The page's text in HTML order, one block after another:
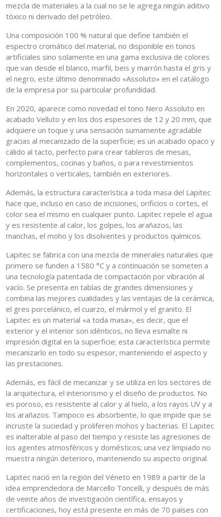
mezcla de materiales a la cual no se le agrega ningún aditivo
tóxico ni derivado del petróleo.
Una composición 100 % natural que define también el
espectro cromático del material, no disponible en tonos
artificiales sino solamente en una gama exclusiva de colores
que van desde el blanco, marfil, beis y marrón hasta el gris y
el negro, este último denominado «Assoluto» en el catálogo
de la empresa por su particular profundidad.
En 2020, aparece como novedad el tono Nero Assoluto en
acabado Velluto y en los dos espesores de 12 y 20 mm, que
adquiere un toque y una sensación sumamente agradable
gracias al mecanizado de la superficie; es un acabado opaco y
cálido al tacto, perfecto para crear tableros de mesas,
complementos, cocinas y baños, o para revestimientos
horizontales o verticales, también en exteriores.
Además, la estructura característica a toda masa del Lapitec
hace que, incluso en caso de incisiones, orificios o cortes, el
color sea el mismo en cualquier punto. Lapitec repele el agua
y es resistente al calor, los golpes, los arañazos, las
manchas, el moho y los disolventes y productos químicos.
Lapitec se fabrica con una mezcla de minerales naturales que
primero se funden a 1580 °C y a continuación se someten a
una tecnología patentada de compactación por vibración al
vacío. Se presenta en tablas de grandes dimensiones y
combina las mejores cualidades y las ventajas de la cerámica,
el gres porcelánico, el cuarzo, el mármol y el granito. El
Lapitec es un material «a toda masa», es decir, que el
exterior y el interior son idénticos, no lleva esmalte ni
impresión digital en la superficie; esta característica permite
mecanizarlo en todo su espesor, manteniendo el aspecto y
las prestaciones.
Además, es fácil de mecanizar y se utiliza en los sectores de
la arquitectura, el interiorismo y el diseño de productos. No
es poroso, es resistente al calor y al hielo, a los rayos UV y a
los arañazos. Tampoco es absorbente, lo que impide que se
incruste la suciedad y proliferen mohos y bacterias. El Lapitec
es inalterable al paso del tiempo y resiste las agresiones de
los agentes atmosféricos y domésticos; una vez limpiado no
muestra ningún deterioro, manteniendo su aspecto original.
Lapitec nació en la región del Véneto en 1989 a partir de la
idea emprendedora de Marcello Toncelli, y después de más
de veinte años de investigación científica, ensayos y
certificaciones, hoy está presente en más de 70 países con